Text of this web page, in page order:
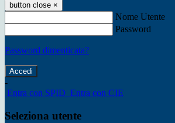
button close ×
Nome Utente
Password
Password dimenticata?
-
Entra con SPID Entra con CIE
Seleziona utente